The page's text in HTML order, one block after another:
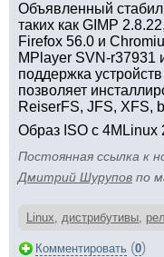
Объявленный
таких как GIMP
Firefox 56.0 и
MPlayer SVN-r37931
поддержка
позволяет
ReiserFS, JFS, XFS,
Образ ISO с 4MLinux
Постоянная ссылка к
Дмитрий Шурупов по
Linux, дистрибутивы,
Комментировать (0)